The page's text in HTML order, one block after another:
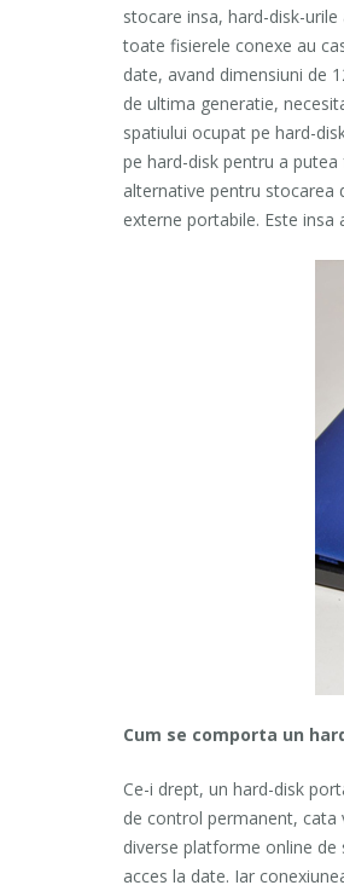
stocare insa, hard-disk-
toate fisierele conexe au
date, avand dimensiuni de
de ultima generatie,
spatiului ocupat pe hard-
pe hard-disk pentru a
alternative pentru stocarea
externe portabile. Este
Cum se comporta un
Ce-i drept, un hard-disk
de control permanent, cata
diverse platforme online de
acces la date. Iar